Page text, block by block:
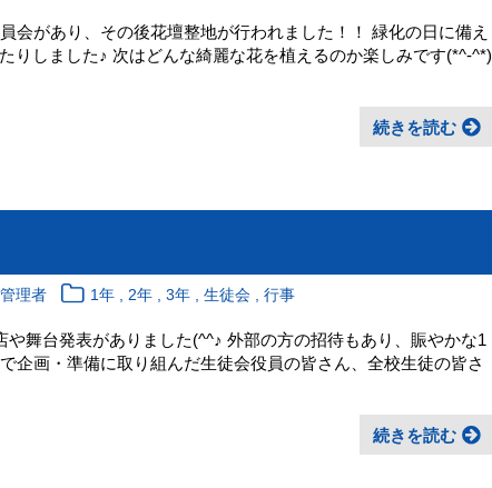
会があり、その後花壇整地が行われました！！ 緑化の日に備え
りしました♪ 次はどんな綺麗な花を植えるのか楽しみです(*^-^*)
続きを読む
理者 1年 2年 ,3年 ,生徒会 ,行事
や舞台発表がありました(^^♪ 外部の方の招待もあり、賑やかな1
準備に取り組んだ生徒会役員の皆さん、全校生徒の皆さ
続きを読む